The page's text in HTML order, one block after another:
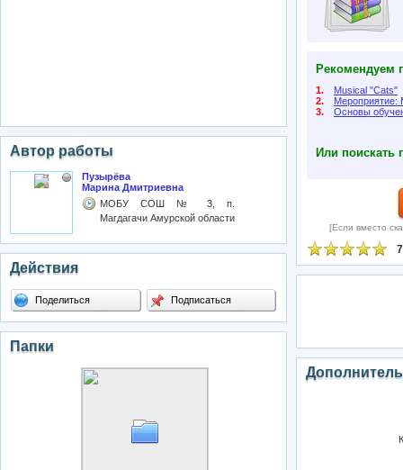
Автор работы
Пузырёва
Марина Дмитриевна
МОБУ СОШ № 3, п.
Магдагачи Амурской области
Действия
Поделиться Подписаться
Папки
Рекомендуем
1.
Musical "Cats"
2.
Мероприятие:
3.
Основы
Или поискать
[Если вместо